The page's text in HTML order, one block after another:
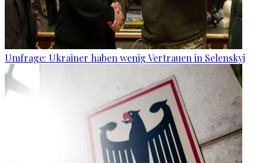
Umfrage: Ukrainer haben wenig Vertrauen in Selenskyj